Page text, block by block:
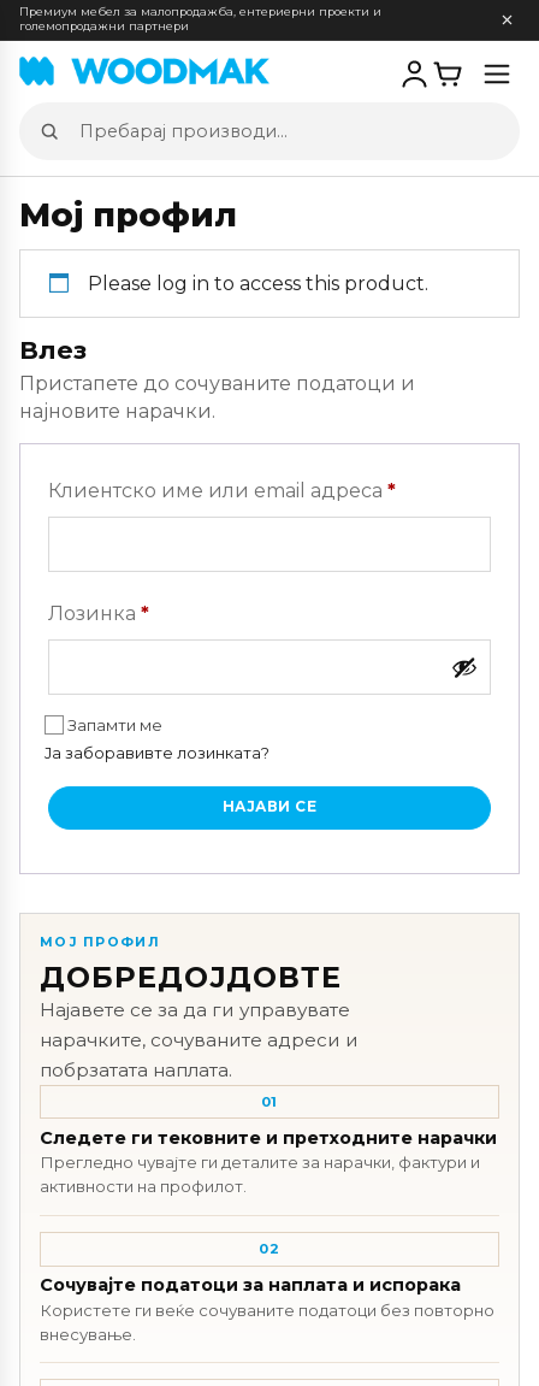
Премиум мебел за малопродажба, ентериерни проекти и
големопродажни партнери
Пребарај
производи
Мој профил
Please log in to access this product.
Влез
Пристапете до сочуваните податоци и
најновите нарачки.
Клиентско име или email адреса *
Лозинка *Задолжително
Запамти ме
Ја заборавивте лозинката?
НАЈАВИ СЕ
МОЈ ПРОФИЛ
ДОБРЕДОЈДОВТЕ
Најавете се за да ги управувате
нарачките, сочуваните адреси и
побрзатата наплата.
01
Следете ги тековните и претходните нарачки
Прегледно чувајте ги деталите за нарачки, фактури и
активности на профилот.
02
Сочувајте податоци за наплата и испорака
Користете ги веќе сочуваните податоци без повторно
внесување.